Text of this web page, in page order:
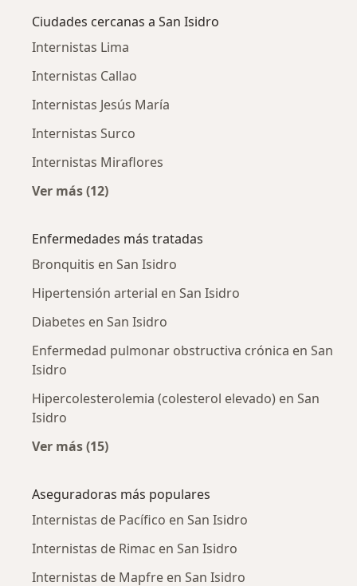
Ciudades cercanas a San Isidro
Internistas Lima
Internistas Callao
Internistas Jesús María
Internistas Surco
Internistas Miraflores
Ver más (12)
Enfermedades más tratadas
Bronquitis en San Isidro
Hipertensión arterial en San Isidro
Diabetes en San Isidro
Enfermedad pulmonar obstructiva crónica en San
Isidro
Hipercolesterolemia (colesterol elevado) en San
Isidro
Ver más (15)
Aseguradoras más populares
Internistas de Pacífico en San Isidro
Internistas de Rimac en San Isidro
Internistas de Mapfre en San Isidro